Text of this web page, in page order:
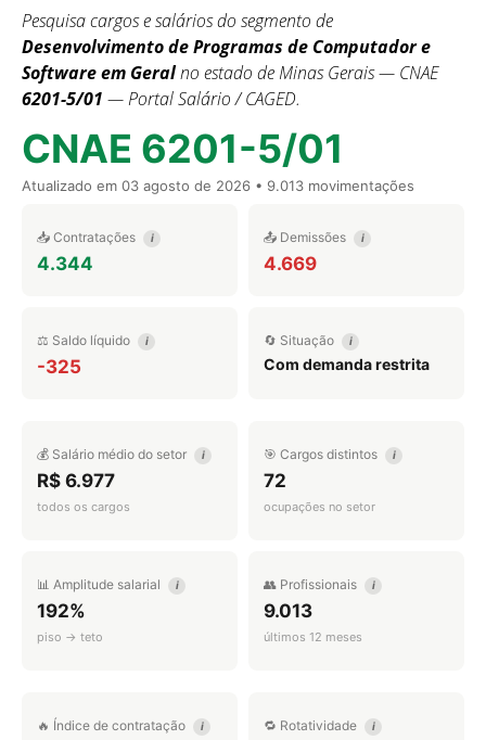
Pesquisa cargos e salários do segmento de
Desenvolvimento de Programas de Computador e
Software em Geralno estado de Minas Gerais — CNAE
6201-5/01 — Portal Salário / CAGED.
CNAE 6201-5/01
Atualizado em 03 agosto de 2026 • 9.013 movimentações
📥 Contratações i
4.344
📤 Demissões i
4.669
⚖️ Saldo líquido i
-325
🔄 Situação i
Com demanda restrita
💰 Salário médio do setor i
R$ 6.977
todos os cargos
🎯 Cargos distintos i
72
ocupações no setor
📊 Amplitude salarial i
192%
piso → teto
👥 Profissionais i
9.013
últimos 12 meses
🔥 Índice de contratação i 🔁 Rotatividade i